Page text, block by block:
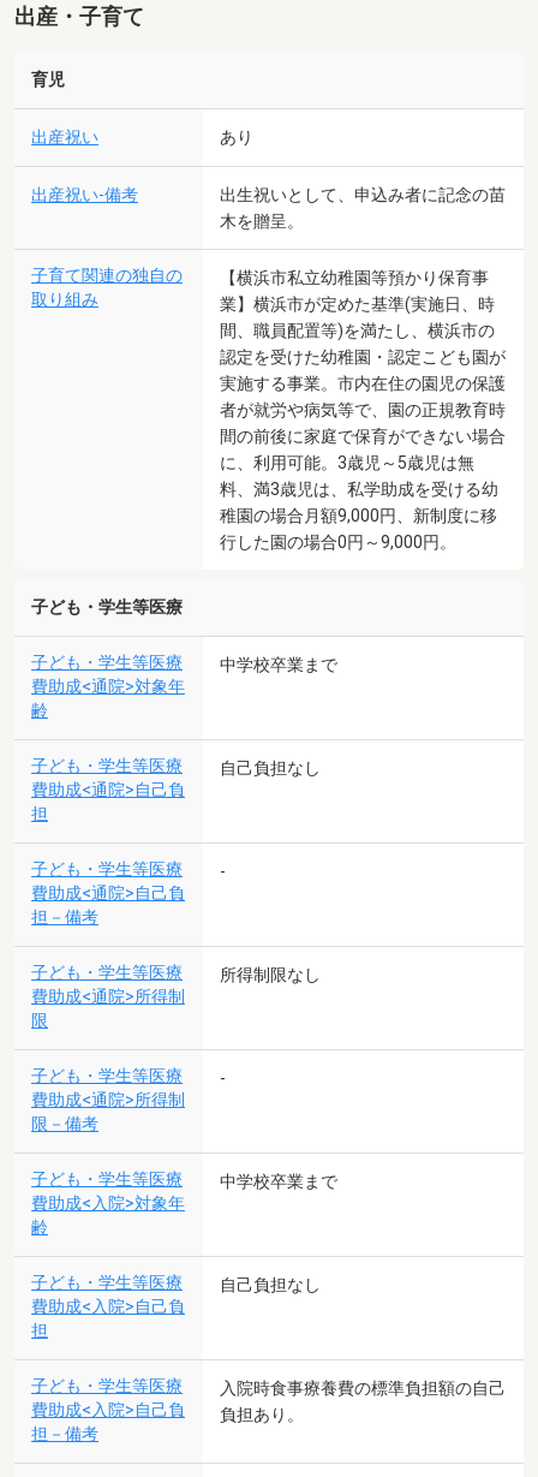
出産・子育て
育児
出産祝い あり
出産祝い-備考
出生祝いとして、申込み者に記念の苗
木を贈呈。
子育て関連の独自の
取り組み
【横浜市私立幼稚園等預かり保育事
業】横浜市が定めた基準(実施日、時
間、職員配置等)を満たし、横浜市の
認定を受けた幼稚園・認定こども園が
実施する事業。市内在住の園児の保護
者が就労や病気等で、園の正規教育時
間の前後に家庭で保育ができない場合
に、利用可能。3歳児～5歳児は無
料、満3歳児は、私学助成を受ける幼
稚園の場合月額9,000円、新制度に移
行した園の場合0円～9,000円。
子ども・学生等医療
子ども・学生等医療
費助成<通院>対象年
齢
中学校卒業まで
子ども・学生等医療
費助成<通院>自己負
担
自己負担なし
子ども・学生等医療
費助成<通院>自己負
担－備考
-
子ども・学生等医療
費助成<通院>所得制
限
所得制限なし
子ども・学生等医療
費助成<通院>所得制
限－備考
-
子ども・学生等医療
費助成<入院>対象年
齢
中学校卒業まで
子ども・学生等医療
費助成<入院>自己負
担
自己負担なし
子ども・学生等医療
費助成<入院>自己負
担－備考
入院時食事療養費の標準負担額の自己
負担あり。